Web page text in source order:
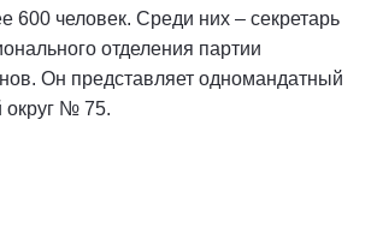
600 человек. Среди них – секретарь
отделения партии
Он представляет одномандатный
округ № 75.